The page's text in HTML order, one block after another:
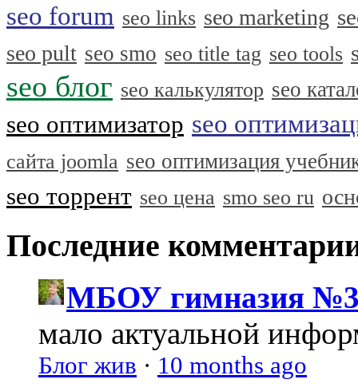
seo forum seo links seo marketing
seo pult seo smo seo title tag seo tools
seo блог seo калькулятор seo
seo оптимизатор seo
сайта joomla seo оптимизация
seo торрент seo цена smo seo ru
Последние
МБОУ гимназия №3
мало актуальной
Блог жив · 10 months ago